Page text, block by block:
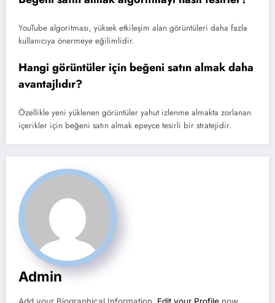
YouTube algoritması, yüksek etkileşim alan görüntüleri daha fazla
kullanıcıya önermeye eğilimlidir.
Hangi görüntüler için beğeni satın almak daha
avantajlıdır?
Özellikle yeni yüklenen görüntüler yahut izlenme almakta zorlanan
içerikler için beğeni satın almak epeyce tesirli bir stratejidir.
Admin